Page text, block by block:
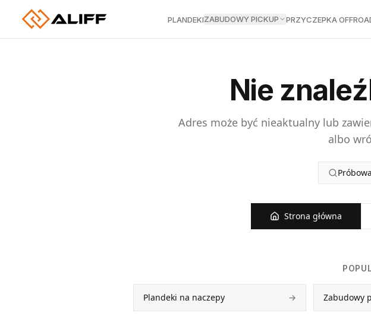
PLANDEKIZABUDOWY PICKUP PRZYCZEPKA
Nie
Adres może być nieaktualny lub
albo
Strona główna
Plandeki na naczepy → Zabudowy